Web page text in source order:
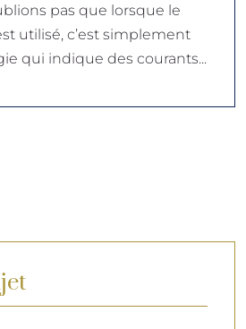
pas que lorsque le
utilisé, c’est simplement
qui indique des courants...